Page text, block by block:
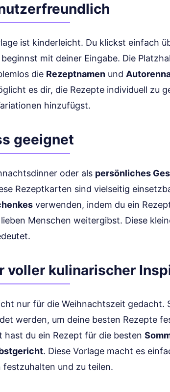
ist kinderleicht. Du klickst einfach
mit deiner Eingabe. Die
die Rezeptnamen und
es dir, die Rezepte individuell zu
hinzufügst.
geeignet
oder als persönliches
Rezeptkarten sind vielseitig
verwenden, indem du ein
Menschen weitergibst. Diese
voller kulinarischer
nur für die Weihnachtszeit gedacht.
werden, um deine besten Rezepte
hast du ein Rezept für die besten
. Diese Vorlage macht es
und zu teilen.